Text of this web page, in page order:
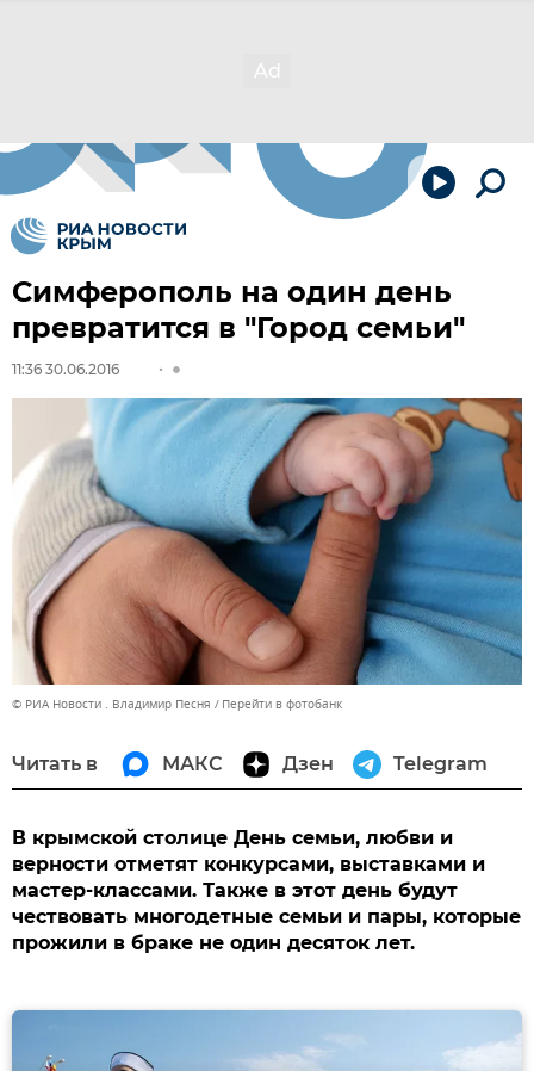
Симферополь на один день
превратится в "Город семьи"
11:36 30.06.2016
© РИА Новости . Владимир Песня Перейти в фотобанк
Читать в МАКС Дзен Telegram
В крымской столице День семьи, любви и
верности отметят конкурсами, выставками и
мастер-классами. Также в этот день будут
чествовать многодетные семьи и пары, которые
прожили в браке не один десяток лет.